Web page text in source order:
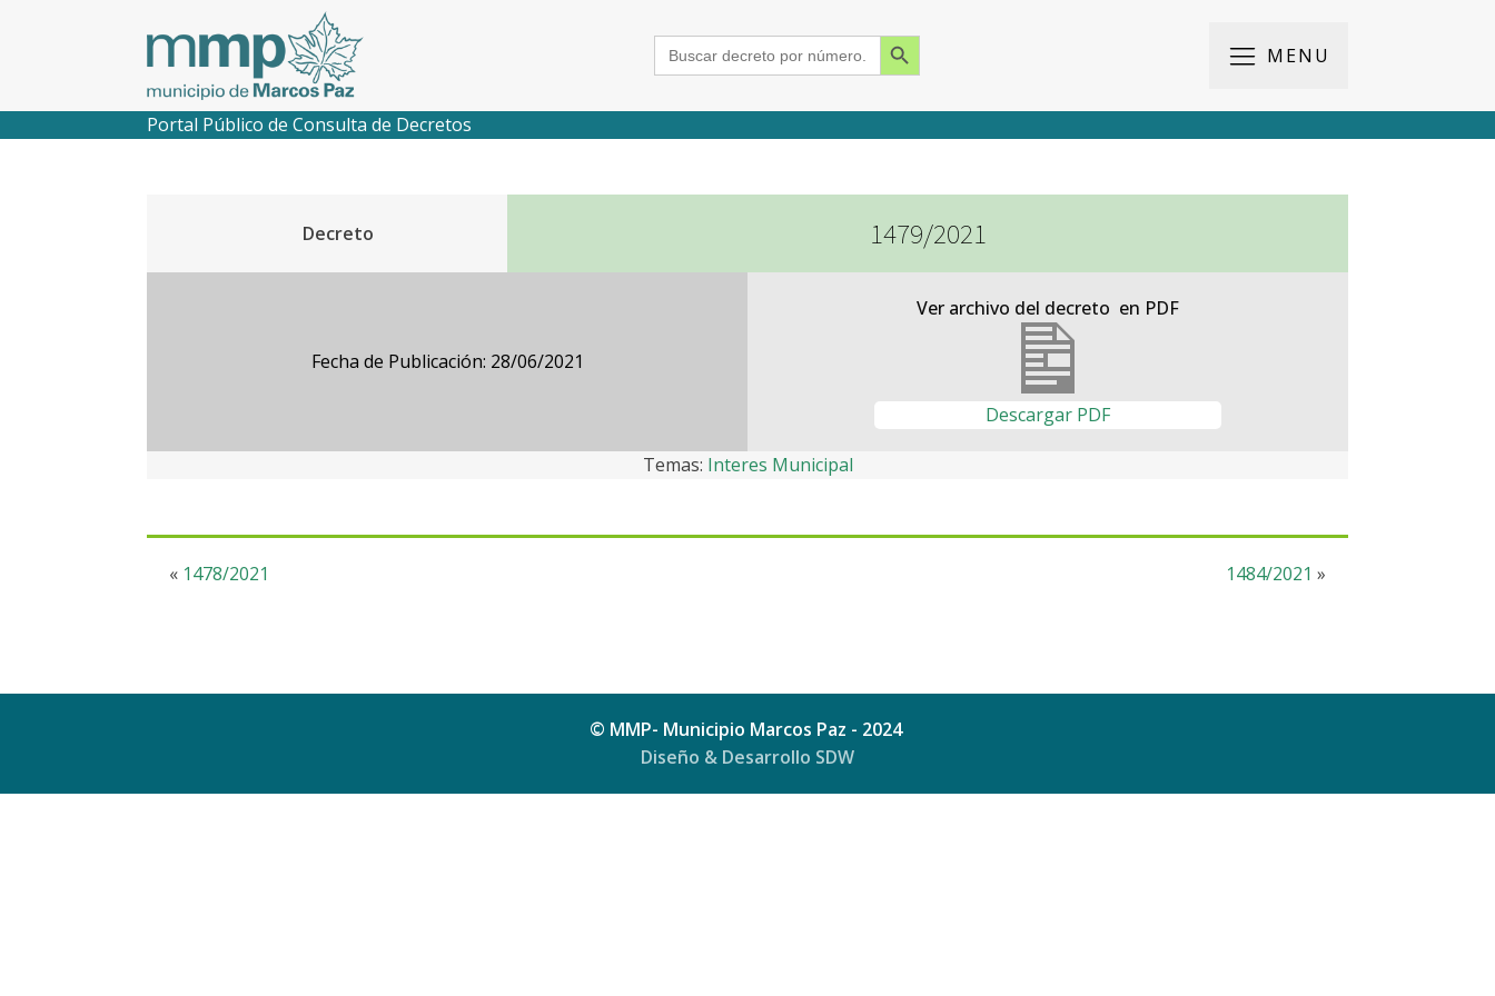
Search
for:
Search Button
MENU
2018
2017
2016
2015
Portal Público de Consulta de Decretos
Decreto 1479/2021
Fecha de Publicación: 28/06/2021
Ver archivo del decreto en PDF
Descargar PDF
Temas: Interes Municipal
« 1478/2021 1484/2021 »
© MMP- Municipio Marcos Paz - 2024
Diseño & Desarrollo SDW